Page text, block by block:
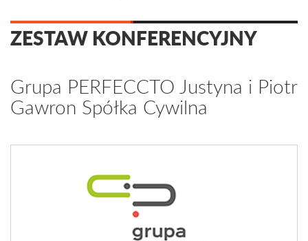
ZESTAW KONFERENCYJNY
Grupa PERFECCTO Justyna i Piotr
Gawron Spółka Cywilna